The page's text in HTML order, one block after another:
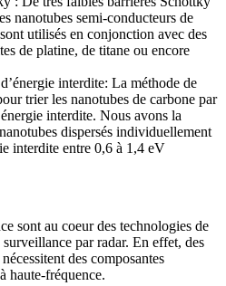
nanotubes semi-conducteurs de
utilisés en conjonction avec des
de platine, de titane ou encore
interdite: La méthode de
trier les nanotubes de carbone par
interdite. Nous avons la
dispersés individuellement
interdite entre 0,6 à 1,4 eV
sont au coeur des technologies de
par radar. En effet, des
des composantes
haute-fréquence.